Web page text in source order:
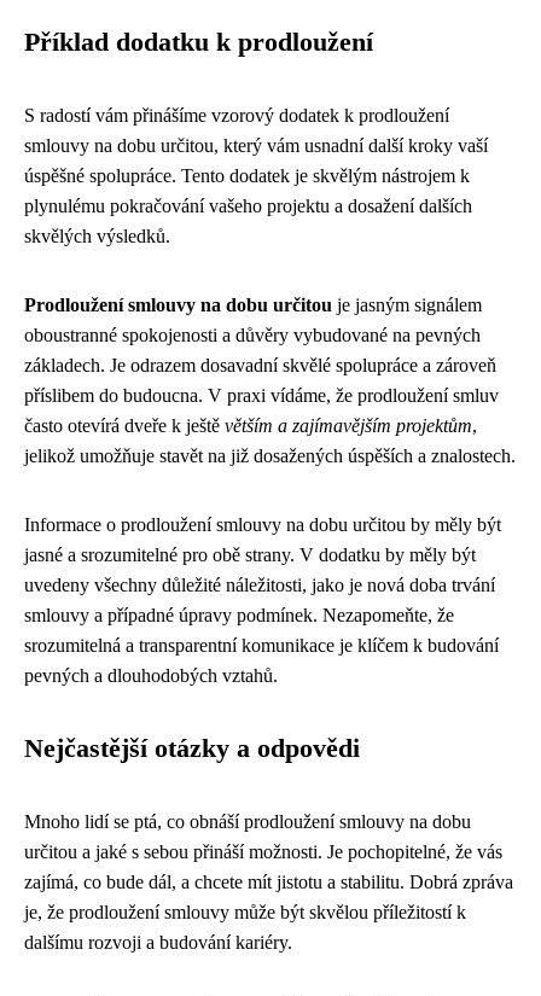
Příklad dodatku k prodloužení
S radostí vám přinášíme vzorový dodatek k prodloužení
smlouvy na dobu určitou, který vám usnadní další kroky vaší
úspěšné spolupráce. Tento dodatek je skvělým nástrojem k
plynulému pokračování vašeho projektu a dosažení dalších
skvělých výsledků.
Prodloužení smlouvy na dobu určitou je jasným signálem
oboustranné spokojenosti a důvěry vybudované na pevných
základech. Je odrazem dosavadní skvělé spolupráce a zároveň
příslibem do budoucna. V praxi vídáme, že prodloužení smluv
často otevírá dveře k ještě větším a zajímavějším projektům,
jelikož umožňuje stavět na již dosažených úspěších a znalostech.
Informace o prodloužení smlouvy na dobu určitou by měly být
jasné a srozumitelné pro obě strany. V dodatku by měly být
uvedeny všechny důležité náležitosti, jako je nová doba trvání
smlouvy a případné úpravy podmínek. Nezapomeňte, že
srozumitelná a transparentní komunikace je klíčem k budování
pevných a dlouhodobých vztahů.
Nejčastější otázky a odpovědi
Mnoho lidí se ptá, co obnáší prodloužení smlouvy na dobu
určitou a jaké s sebou přináší možnosti. Je pochopitelné, že vás
zajímá, co bude dál, a chcete mít jistotu a stabilitu. Dobrá zpráva
je, že prodloužení smlouvy může být skvělou příležitostí k
dalšímu rozvoji a budování kariéry.